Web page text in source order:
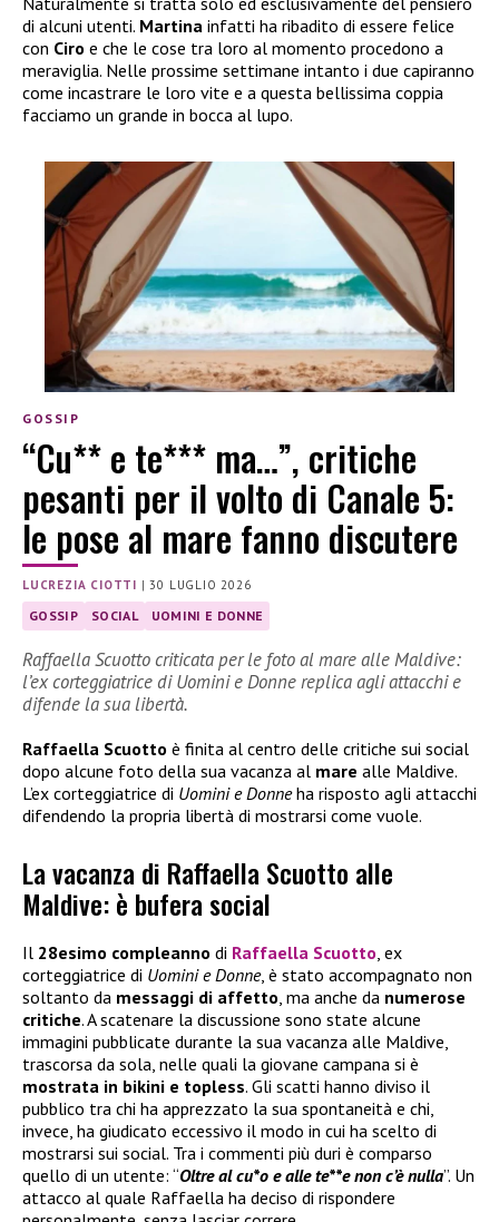
di alcuni utenti. Martina infatti ha ribadito di essere felice
con Ciro e che le cose tra loro al momento procedono a
meraviglia. Nelle prossime settimane intanto i due capiranno
come incastrare le loro vite e a questa bellissima coppia
facciamo un grande in bocca al lupo.
GOSSIP
“Cu** e te*** ma…”, critiche
pesanti per il volto di Canale 5:
le pose al mare fanno discutere
LUCREZIA CIOTTI |30 LUGLIO 2026
GOSSIP SOCIAL UOMINI E DONNE
Raffaella Scuotto criticata per le foto al mare alle Maldive:
l’ex corteggiatrice di Uomini e Donne replica agli attacchi e
difende la sua libertà.
Raffaella Scuotto è finita al centro delle critiche sui social
dopo alcune foto della sua vacanza al mare alle Maldive.
L’ex corteggiatrice di Uomini e Donneha risposto agli attacchi
difendendo la propria libertà di mostrarsi come vuole.
La vacanza di Raffaella Scuotto alle
Maldive: è bufera social
Il 28esimo compleanno di Raffaella Scuotto , ex
corteggiatrice di Uomini e Donne, è stato accompagnato non
soltanto da messaggi di affetto , ma anche da numerose
critiche. A scatenare la discussione sono state alcune
immagini pubblicate durante la sua vacanza alle Maldive,
trascorsa da sola, nelle quali la giovane campana si è
mostrata in bikini e topless. Gli scatti hanno diviso il
pubblico tra chi ha apprezzato la sua spontaneità e chi,
invece, ha giudicato eccessivo il modo in cui ha scelto di
mostrarsi sui social. Tra i commenti più duri è comparso
quello di un utente: “Oltre al cu*o e alle te**e non c’è nulla”. Un
attacco al quale Raffaella ha deciso di rispondere